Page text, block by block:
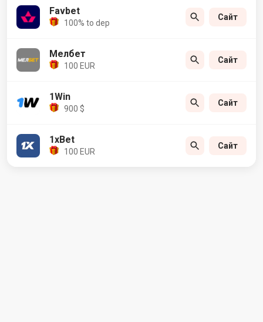
Favbet
100% to dep
Сайт
Мелбет
100 EUR
Сайт
1Win
900 $
Сайт
1xBet
100 EUR
Сайт